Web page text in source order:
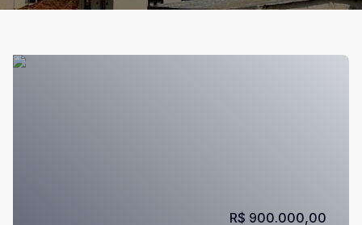
R$ 900.000,00